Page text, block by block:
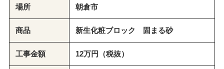
場所 朝倉市
商品 新生化粧ブロック 固まる砂
工事金額 12万円（税抜）